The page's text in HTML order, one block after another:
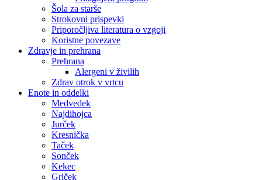
Šola za starše
Strokovni prispevki
Priporočljiva literatura o vzgoji
Koristne povezave
Zdravje in prehrana
Prehrana
Alergeni v živilih
Zdrav otrok v vrtcu
Enote in oddelki
Medvedek
Najdihojca
Jurček
Kresnička
Taček
Sonček
Kekec
Griček